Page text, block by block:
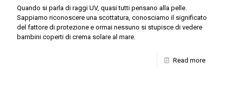
Quando si parla di raggi UV, quasi tutti pensano alla pelle.
Sappiamo riconoscere una scottatura, conosciamo il significato
del fattore di protezione e ormai nessuno si stupisce di vedere
bambini coperti di crema solare al mare.
Read more